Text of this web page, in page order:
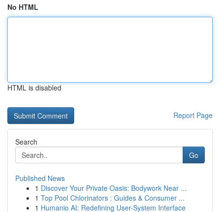
No HTML
HTML is disabled
Report Page
Search
Go
Published News
1 Discover Your Private Oasis: Bodywork Near ...
1 Top Pool Chlorinators : Guides & Consumer ...
1 Humanio AI: Redefining User-System Interface